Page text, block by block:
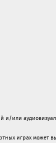
или
играх может